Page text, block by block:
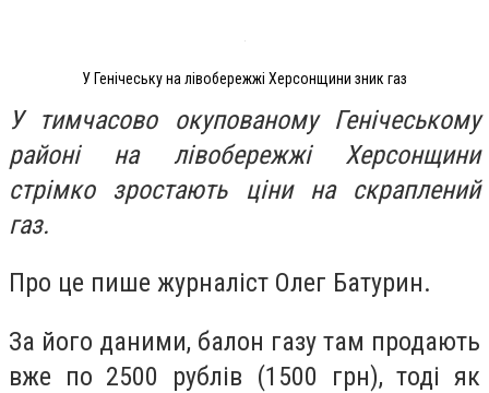
У Генічеську на лівобережжі Херсонщини зник газ
У тимчасово окупованому Генічеському
районі на лівобережжі Херсонщини
стрімко зростають ціни на скраплений
газ.
Про це пише журналіст Олег Батурин.
За його даними, балон газу там продають
вже по 2500 рублів (1500 грн), тоді як